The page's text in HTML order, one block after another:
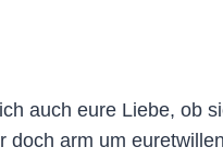
auch eure Liebe, ob
arm um